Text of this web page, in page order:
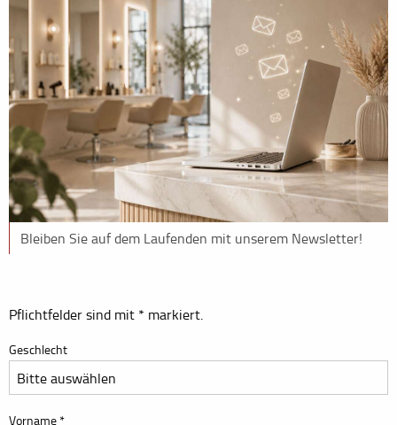
Bleiben Sie auf dem Laufenden mit unserem Newsletter!
Pflichtfelder sind mit * markiert.
Geschlecht
Vorname *